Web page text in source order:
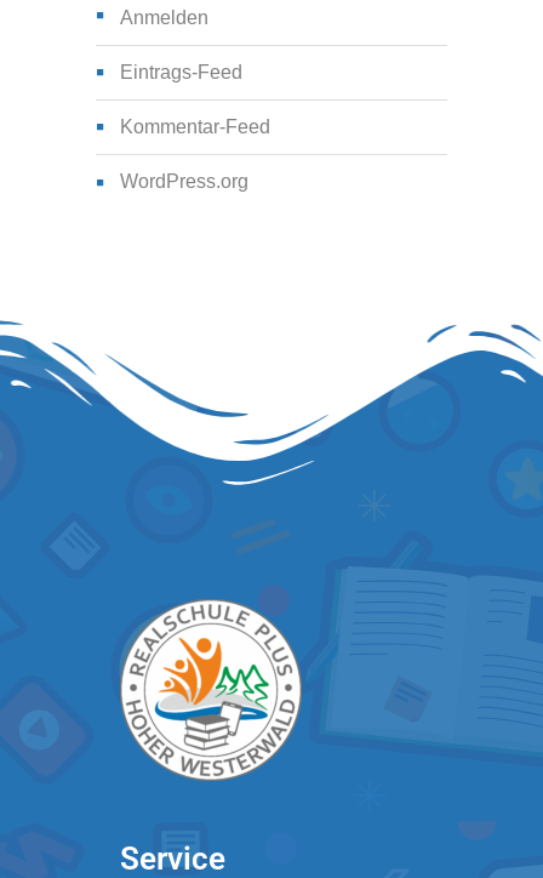
Anmelden
Eintrags-Feed
Kommentar-Feed
WordPress.org
Service